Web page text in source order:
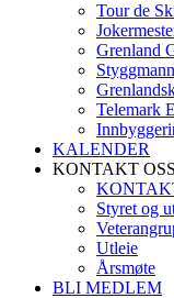
Tour de
Grenland
Telemark
KALENDER
KONTAKT OSS
Styret og
Utleie
Årsmøte
BLI MEDLEM